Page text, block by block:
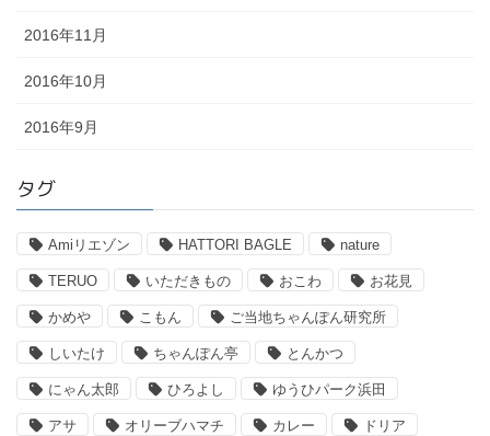
2016年11月
2016年10月
2016年9月
タグ
Amiリエゾン HATTORI BAGLE nature
TERUO いただきもの おこわ お花見
かめや こもん ご当地ちゃんぽん研究所
しいたけ ちゃんぽん亭 とんかつ
にゃん太郎 ひろよし ゆうひパーク浜田
アサ オリーブハマチ カレー ドリア